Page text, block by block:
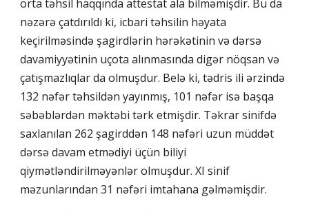
orta təhsil haqqında attestat ala bilməmişdir. Bu da
nəzərə çatdırıldı ki, icbari təhsilin həyata
keçirilməsində şagirdlərin hərəkətinin və dərsə
davamiyyətinin uçota alınmasında digər nöqsan və
çatışmazlıqlar da olmuşdur. Belə ki, tədris ili ərzində
132 nəfər təhsildən yayınmış, 101 nəfər isə başqa
səbəblərdən məktəbi tərk etmişdir. Təkrar sinifdə
saxlanılan 262 şagirddən 148 nəfəri uzun müddət
dərsə davam etmədiyi üçün biliyi
qiymətləndirilməyənlər olmuşdur. XI sinif
məzunlarından 31 nəfəri imtahana gəlməmişdir.